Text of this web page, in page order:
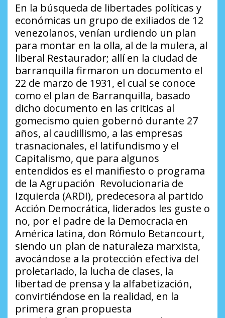
En la búsqueda de libertades políticas y
económicas un grupo de exiliados de 12
venezolanos, venían urdiendo un plan
para montar en la olla, al de la mulera, al
liberal Restaurador; allí en la ciudad de
barranquilla firmaron un documento el
22 de marzo de 1931, el cual se conoce
como el plan de Barranquilla, basado
dicho documento en las criticas al
gomecismo quien gobernó durante 27
años, al caudillismo, a las empresas
trasnacionales, el latifundismo y el
Capitalismo, que para algunos
entendidos es el manifiesto o programa
de la Agrupación Revolucionaria de
Izquierda (ARDI), predecesora al partido
Acción Democrática, liderados les guste o
no, por el padre de la Democracia en
América latina, don Rómulo Betancourt,
siendo un plan de naturaleza marxista,
avocándose a la protección efectiva del
proletariado, la lucha de clases, la
libertad de prensa y la alfabetización,
convirtiéndose en la realidad, en la
primera gran propuesta